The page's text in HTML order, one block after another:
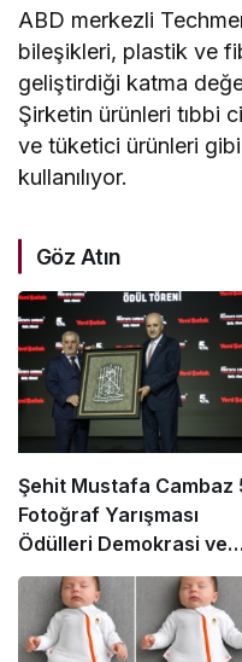
ABD merkezli
bileşikleri, plastik ve
geliştirdiği katma
Şirketin ürünleri tıbbi
ve tüketici ürünleri
kullanılıyor.
Göz Atın
Şehit Mustafa Cambaz
Fotoğraf Yarışması
Ödülleri Demokrasi ve
Özgürlükler Adası’nda
Sahiplerini Buldu